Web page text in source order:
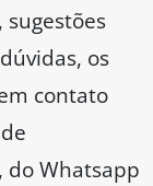
os
contato
do Whatsapp